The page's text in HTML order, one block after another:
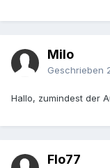
Milo
Geschrieben
Hallo, zumindest der
Flo77